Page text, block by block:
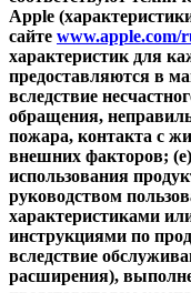
Apple
сайте www.apple.com/
характеристик для
предоставляются в
вследствие
обращения,
пожара, контакта с
внешних факторов;
использования
руководством
характеристиками
инструкциями по
вследствие
расширения),